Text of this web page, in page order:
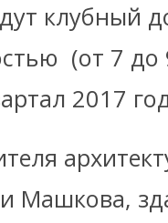
клубный
(от 7
2017
Машкова,